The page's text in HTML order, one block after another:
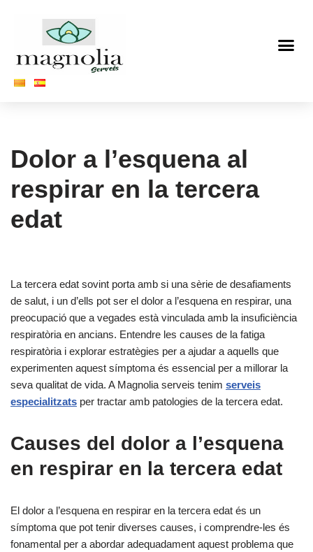
al
Dolor a l’esquena al
respirar en la tercera
edat
La tercera edat sovint porta amb si una sèrie de desafiaments
de salut, i un d’ells pot ser el dolor a l’esquena en respirar, una
preocupació que a vegades està vinculada amb la insuficiència
respiratòria en ancians. Entendre les causes de la fatiga
respiratòria i explorar estratègies per a ajudar a aquells que
experimenten aquest símptoma és essencial per a millorar la
seva qualitat de vida. A Magnolia serveis tenim serveis
especialitzats per tractar amb patologies de la tercera edat.
Causes del dolor a l’esquena
en respirar en la tercera edat
El dolor a l’esquena en respirar en la tercera edat és un
símptoma que pot tenir diverses causes, i comprendre-les és
fonamental per a abordar adequadament aquest problema que